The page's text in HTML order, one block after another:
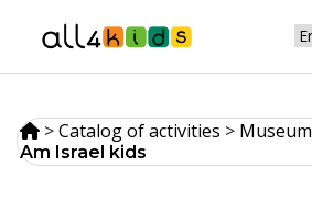
>Catalog of activities >
Am Israel kids